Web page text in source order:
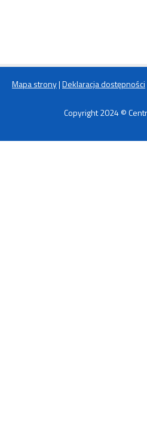
Mapa strony|Deklaracja dostępności
Copyright 2024 ©